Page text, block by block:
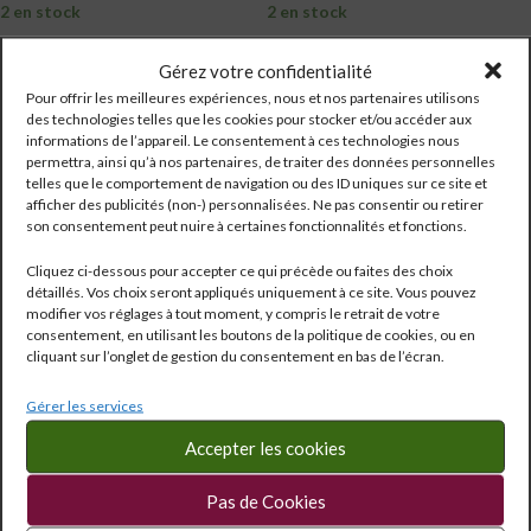
Gérez votre confidentialité
Pour offrir les meilleures expériences, nous et nos partenaires utilisons
des technologies telles que les cookies pour stocker et/ou accéder aux
informations de l’appareil. Le consentement à ces technologies nous
permettra, ainsi qu’à nos partenaires, de traiter des données personnelles
telles que le comportement de navigation ou des ID uniques sur ce site et
afficher des publicités (non-) personnalisées. Ne pas consentir ou retirer
son consentement peut nuire à certaines fonctionnalités et fonctions.
Cliquez ci-dessous pour accepter ce qui précède ou faites des choix
détaillés. Vos choix seront appliqués uniquement à ce site. Vous pouvez
modifier vos réglages à tout moment, y compris le retrait de votre
consentement, en utilisant les boutons de la politique de cookies, ou en
cliquant sur l’onglet de gestion du consentement en bas de l’écran.
Gérer les services
Accepter les cookies
Pas de Cookies
2 en stock 2 en stock
LIRE LA SUITE
DARROZE Bas-Armagnac
Unique Collection 1964 20cl
Unique Collection 1966 20cl